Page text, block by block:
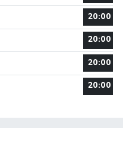
20:00
20:00
20:00
20:00